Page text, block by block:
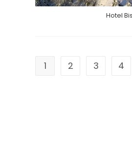
Hotel
1 2 3 4